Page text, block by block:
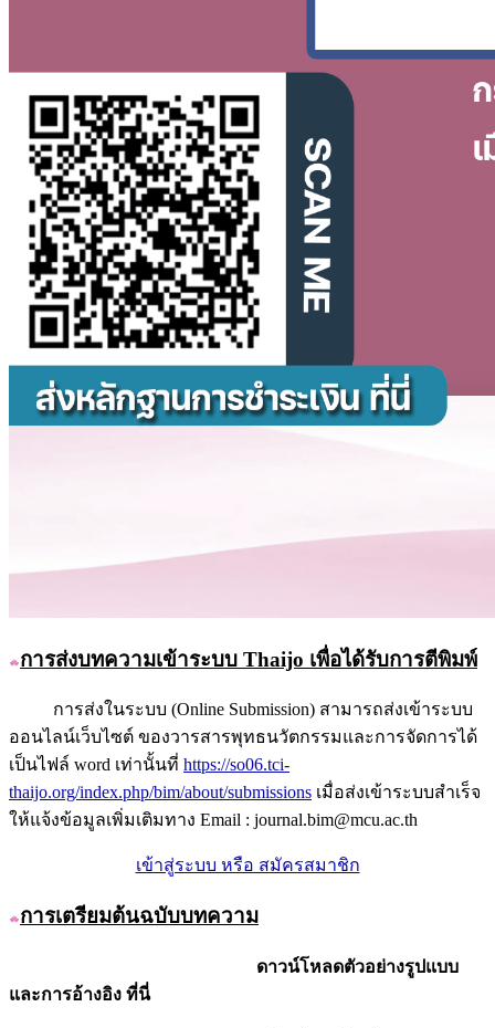
การส่งบทความเข้าระบบ Thaijo เพื่อได้รับการตีพิมพ์
การส่งในระบบ (Online Submission) สามารถส่งเข้าระบบ
ออนไลน์เว็บไซต์ ของวารสารพุทธนวัตกรรมและการจัดการได้
เป็นไฟล์ word เท่านั้นที่ https://so06.tci-
thaijo.org/index.php/bim/about/submissions เมื่อส่งเข้าระบบสำเร็จ
ให้แจ้งข้อมูลเพิ่มเติมทาง Email : journal.bim@mcu.ac.th
เข้าสู่ระบบ หรือ สมัครสมาชิก
การเตรียมต้นฉบับบทความ
ดาวน์โหลดตัวอย่างรูปแบบ
และการอ้างอิง ที่นี่